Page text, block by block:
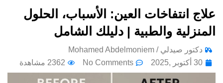
علاج انتفاخات العين: الأسباب، الحلول
المنزلية والطبية | دليلك الشامل
دكتور صيدلي / Mohamed Abdelmoniem
30 أكتوبر ,2025
No Comments 2362 مشاهدة